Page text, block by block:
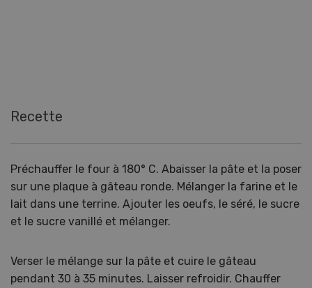
Recette
Préchauffer le four à 180° C. Abaisser la pâte et la poser
sur une plaque à gâteau ronde. Mélanger la farine et le
lait dans une terrine. Ajouter les oeufs, le séré, le sucre
et le sucre vanillé et mélanger.
Verser le mélange sur la pâte et cuire le gâteau
pendant 30 à 35 minutes. Laisser refroidir. Chauffer